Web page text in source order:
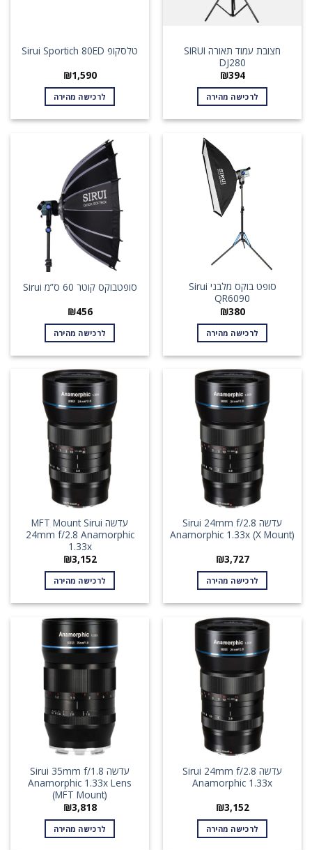
חצובת עמוד תאורה SIRUI
DJ280
₪394
לרכישה מהירה
טלסקופ Sirui Sportich 80ED
₪1,590
לרכישה מהירה
סופט בוקס מלבני Sirui
QR6090
₪380
לרכישה מהירה
סופטבוקס קוטר 60 ס”מ Sirui
₪456
לרכישה מהירה
עדשה Sirui 24mm f/2.8
Anamorphic 1.33x (X Mount)
₪3,727
לרכישה מהירה
עדשה MFT Mount Sirui
24mm f/2.8 Anamorphic
1.33x
₪3,152
לרכישה מהירה
עדשה Sirui 24mm f/2.8
Anamorphic 1.33x
₪3,152
לרכישה מהירה
עדשה Sirui 35mm f/1.8
Anamorphic 1.33x Lens
(MFT Mount)
₪3,818
לרכישה מהירה